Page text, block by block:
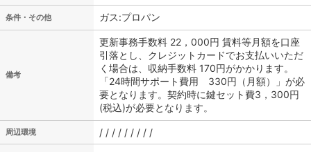
条件・その他 ガス:プロパン
備考
更新事務手数料 22，000円 賃料等月額を口座
引落とし、クレジットカードでお支払いいただ
く場合は、収納手数料 170円がかかります。
「24時間サポート費用 330円（月額）」が必
要となります。契約時に鍵セット費3，300円
(税込)が必要となります。
周辺環境 / / / / / / / / /